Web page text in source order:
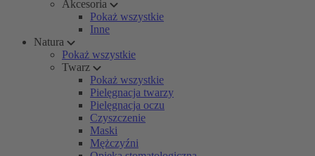
Akcesoria
Pokaż wszystkie
Inne
Natura
Pokaż wszystkie
Twarz
Pokaż wszystkie
Pielęgnacja twarzy
Pielęgnacja oczu
Czyszczenie
Maski
Mężczyźni